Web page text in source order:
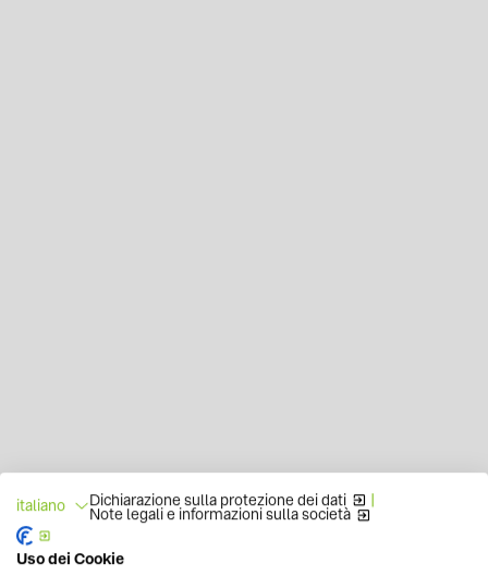
italiano Dichiarazione sulla protezione dei dati |
Note legali e informazioni sulla società
Uso dei Cookie